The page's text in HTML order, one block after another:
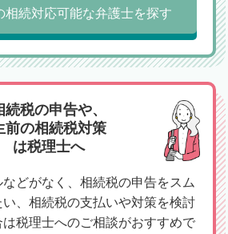
相続対応可能な弁護士を探す
続税の申告や、
前の相続税対策
は税理士へ
どがなく、相続税の申告をスム
、相続税の支払いや対策を検討
は税理士へのご相談がおすすめで